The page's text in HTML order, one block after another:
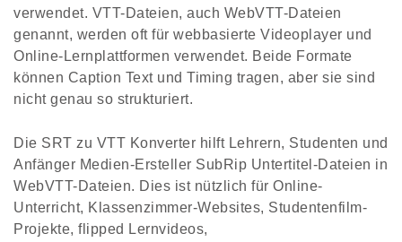
verwendet. VTT-Dateien, auch WebVTT-Dateien
genannt, werden oft für webbasierte Videoplayer und
Online-Lernplattformen verwendet. Beide Formate
können Caption Text und Timing tragen, aber sie sind
nicht genau so strukturiert.
Die SRT zu VTT Konverter hilft Lehrern, Studenten und
Anfänger Medien-Ersteller SubRip Untertitel-Dateien in
WebVTT-Dateien. Dies ist nützlich für Online-
Unterricht, Klassenzimmer-Websites, Studentenfilm-
Projekte, flipped Lernvideos,